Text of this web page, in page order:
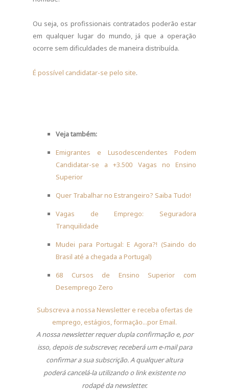
Ou seja, os profissionais contratados poderão estar
em qualquer lugar do mundo, já que a operação
ocorre sem dificuldades de maneira distribuída.
É possível candidatar-se pelo site.
Veja também:
Emigrantes e Lusodescendentes Podem
Candidatar-se a +3.500 Vagas no Ensino
Superior
Quer Trabalhar no Estrangeiro? Saiba Tudo!
Vagas de Emprego: Seguradora
Tranquilidade
Mudei para Portugal: E Agora?! (Saindo do
Brasil até a chegada a Portugal)
68 Cursos de Ensino Superior com
Desemprego Zero
Subscreva a nossa Newsletter e receba ofertas de
emprego, estágios, formação...por Email.
A nossa newsletter requer dupla confirmação e, por
isso, depois de subscrever, receberá um e-mail para
confirmar a sua subscrição. A qualquer altura
poderá cancelá-la utilizando o link existente no
rodapé da newsletter.